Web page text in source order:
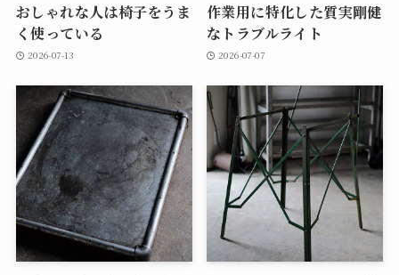
おしゃれな人は椅子をうま
く使っている
2026-07-13
作業用に特化した質実剛健
なトラブルライト
2026-07-07